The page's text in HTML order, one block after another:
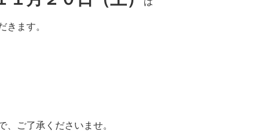
きます。
、ご了承くださいませ。